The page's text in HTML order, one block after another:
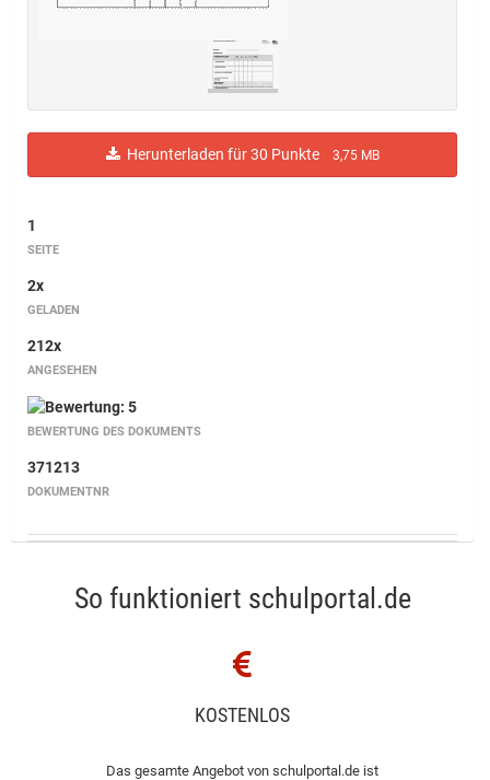
Herunterladen für 30 Punkte 3,75 MB
1
SEITE
2x
GELADEN
212x
ANGESEHEN
BEWERTUNG DES DOKUMENTS
371213
DOKUMENTNR
So funktioniert schulportal.de
KOSTENLOS
Das gesamte Angebot von schulportal.de ist